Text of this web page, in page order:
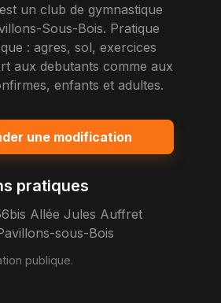
un club de gymnastique
Sous-Bois. Pratique
: agres, sol, exercices
aux debutants comme aux
enfants et adultes.
une modification
pratiques
Allée Jules Auffret
sous-Bois
publique.